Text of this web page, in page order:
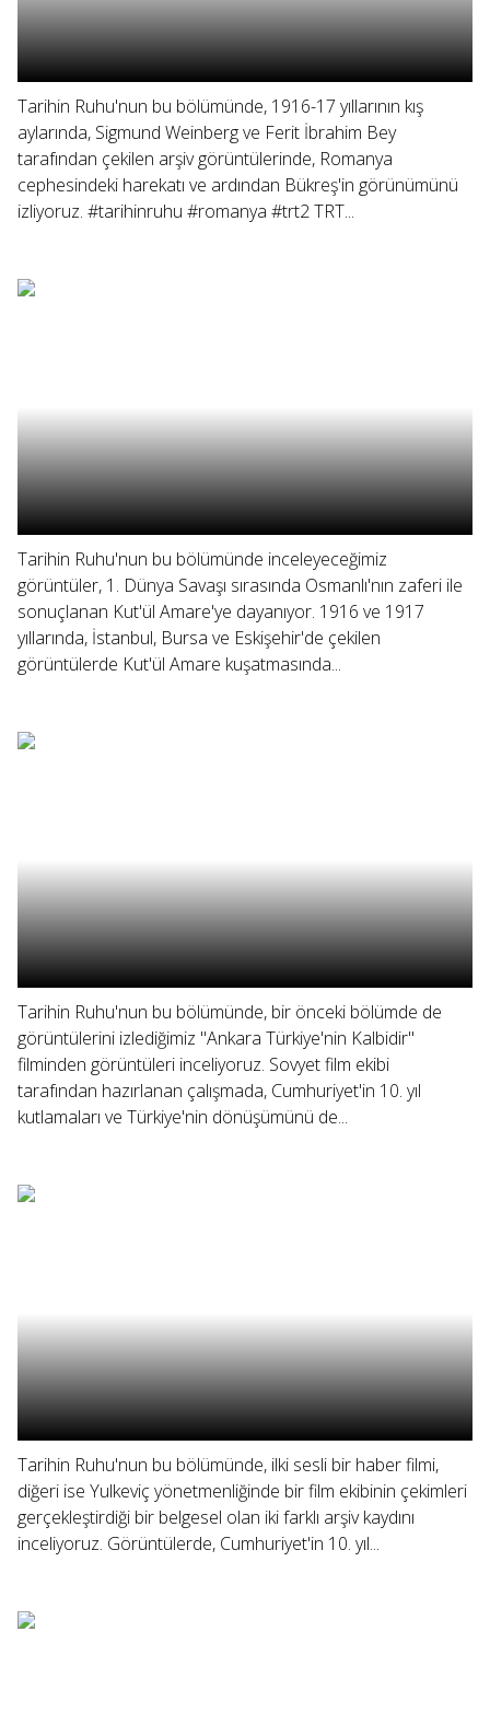
Tarihin Ruhu'nun bu bölümünde, 1916-17 yıllarının kış
aylarında, Sigmund Weinberg ve Ferit İbrahim Bey
tarafından çekilen arşiv görüntülerinde, Romanya
cephesindeki harekatı ve ardından Bükreş'in görünümünü
izliyoruz. #tarihinruhu #romanya #trt2 TRT...
Tarihin Ruhu'nun bu bölümünde inceleyeceğimiz
görüntüler, 1. Dünya Savaşı sırasında Osmanlı'nın zaferi ile
sonuçlanan Kut'ül Amare'ye dayanıyor. 1916 ve 1917
yıllarında, İstanbul, Bursa ve Eskişehir'de çekilen
görüntülerde Kut'ül Amare kuşatmasında...
Tarihin Ruhu'nun bu bölümünde, bir önceki bölümde de
görüntülerini izlediğimiz "Ankara Türkiye'nin Kalbidir"
filminden görüntüleri inceliyoruz. Sovyet film ekibi
tarafından hazırlanan çalışmada, Cumhuriyet'in 10. yıl
kutlamaları ve Türkiye'nin dönüşümünü de...
Tarihin Ruhu'nun bu bölümünde, ilki sesli bir haber filmi,
diğeri ise Yulkeviç yönetmenliğinde bir film ekibinin çekimleri
gerçekleştirdiği bir belgesel olan iki farklı arşiv kaydını
inceliyoruz. Görüntülerde, Cumhuriyet'in 10. yıl...